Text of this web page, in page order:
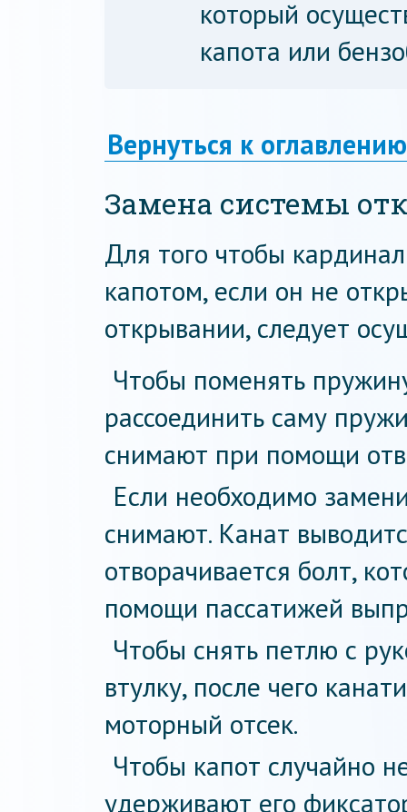
который
капота или
Вернуться к оглавлению
Замена системы
Для того чтобы
капотом, если он не
открывании, следует
Чтобы поменять
рассоединить саму
снимают при помощи
Если необходимо
снимают. Канат
отворачивается болт,
помощи пассатижей
Чтобы снять петлю с
втулку, после чего
моторный отсек.
Чтобы капот случайно
удерживают его